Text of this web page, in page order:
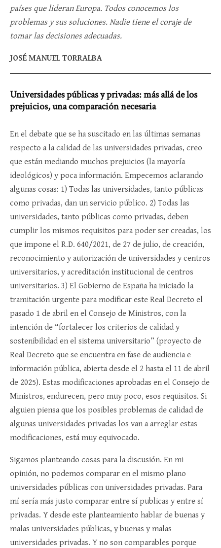
países que lideran Europa. Todos conocemos los
problemas y sus soluciones. Nadie tiene el coraje de
tomar las decisiones adecuadas.
JOSÉ MANUEL TORRALBA
Universidades públicas y privadas: más allá de los
prejuicios, una comparación necesaria
En el debate que se ha suscitado en las últimas semanas
respecto a la calidad de las universidades privadas, creo
que están mediando muchos prejuicios (la mayoría
ideológicos) y poca información. Empecemos aclarando
algunas cosas: 1) Todas las universidades, tanto públicas
como privadas, dan un servicio público. 2) Todas las
universidades, tanto públicas como privadas, deben
cumplir los mismos requisitos para poder ser creadas, los
que impone el R.D. 640/2021, de 27 de julio, de creación,
reconocimiento y autorización de universidades y centros
universitarios, y acreditación institucional de centros
universitarios. 3) El Gobierno de España ha iniciado la
tramitación urgente para modificar este Real Decreto el
pasado 1 de abril en el Consejo de Ministros, con la
intención de “fortalecer los criterios de calidad y
sostenibilidad en el sistema universitario” (proyecto de
Real Decreto que se encuentra en fase de audiencia e
información pública, abierta desde el 2 hasta el 11 de abril
de 2025). Estas modificaciones aprobadas en el Consejo de
Ministros, endurecen, pero muy poco, esos requisitos. Si
alguien piensa que los posibles problemas de calidad de
algunas universidades privadas los van a arreglar estas
modificaciones, está muy equivocado.
Sigamos planteando cosas para la discusión. En mi
opinión, no podemos comparar en el mismo plano
universidades públicas con universidades privadas. Para
mí sería más justo comparar entre sí publicas y entre sí
privadas. Y desde este planteamiento hablar de buenas y
malas universidades públicas, y buenas y malas
universidades privadas. Y no son comparables porque